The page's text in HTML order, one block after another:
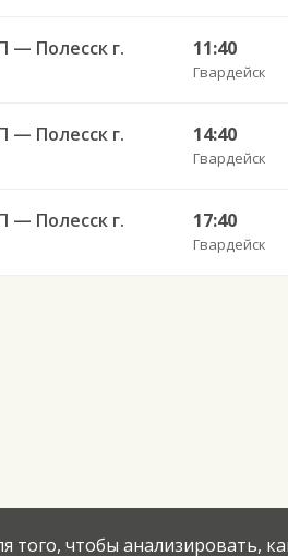
— Полесск г. 11:40
Гвардейск
— Полесск г. 14:40
Гвардейск
— Полесск г. 17:40
Гвардейск
того, чтобы анализировать,